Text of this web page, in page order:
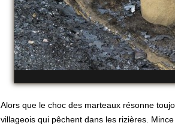
Alors que le choc des marteaux résonne
villageois qui pêchent dans les rizières.